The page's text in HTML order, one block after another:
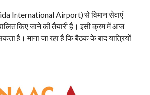
International Airport) से विमान सेवाएं
किए जाने की तैयारी है। इसी क्रम में आज
है। माना जा रहा है कि बैठक के बाद यात्रियों